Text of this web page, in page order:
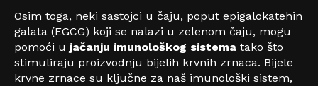
Osim toga, neki sastojci u čaju, poput epigalokatehin
galata (EGCG) koji se nalazi u zelenom čaju, mogu
pomoći u jačanju imunološkog sistema tako što
stimuliraju proizvodnju bijelih krvnih zrnaca. Bijele
krvne zrnace su ključne za naš imunološki sistem,